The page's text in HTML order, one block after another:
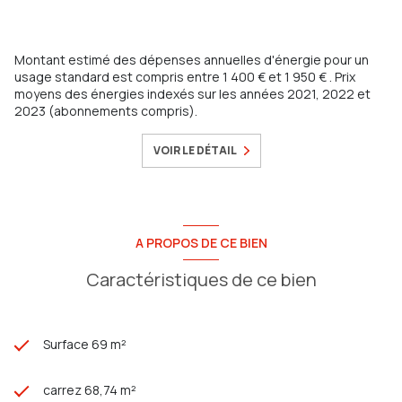
Montant estimé des dépenses annuelles d'énergie pour un
usage standard est compris entre 1 400 € et 1 950 € . Prix
moyens des énergies indexés sur les années 2021, 2022 et
2023 (abonnements compris).
VOIR LE DÉTAIL
A PROPOS DE CE BIEN
Caractéristiques de ce bien
Surface 69 m²
carrez 68,74 m²